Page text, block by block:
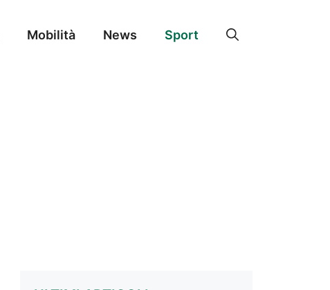
Mobilità News Sport